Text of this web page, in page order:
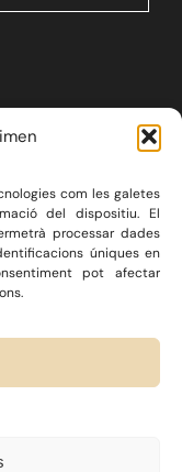
com les galetes
del dispositiu. El
processar dades
úniques en
pot afectar
CONTACTE
LEGAL